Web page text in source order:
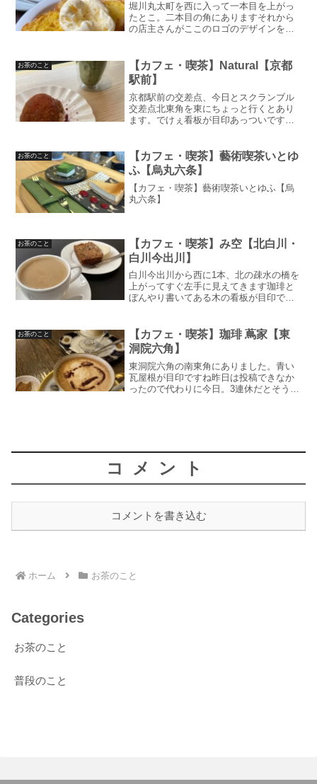
堀川丸太町を西に入って一本目を上がっ
たとこ。二本目の角にありますそれから
の店主さんがここのロゴのデザインを依
名刺をいただいたので、これも縁だなと
早速新しいお店ですが、カ...
お茶のこと
【カフェ・喫茶】Natural【京都
駅前】
京都駅前の交差点、今日とスクランブル
交差点北東角を東にちょっと行くとあり
ます。でけぇ看板が目印あっついですね
ます京都駅前に待望のカフェ、オープ
ン！ドン！ということで、カ...
お茶のこと
【カフェ・喫茶】藝術喫茶いとゆ
ふ【烏丸六条】
【カフェ・喫茶】藝術喫茶いとゆふ【烏
丸六条】
お茶のこと
【カフェ・喫茶】み空【北白川・
白川今出川】
白川今出川から西に1本、北の疎水の橋を
上がってすぐ左手に見えてきます珈琲と
ぼんやり書いてある木の看板が目印です
ろでされていたので、店主の珈琲の昔か
らのファンが多いイメー...
お茶のこと
【カフェ・喫茶】珈琲 蔦家【東
洞院六角】
東洞院六角の南東角にありました。青い
瓦屋根が目印ですね昨日は投稿できなか
ったので代わりに今日。3連休だとそうな
コメント
コメントを書き込む
ホーム お茶のこと
Categories
お茶のこと
普段のこと